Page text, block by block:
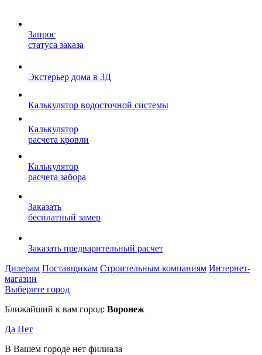
Запрос
статуса заказа
Экстерьер дома в 3Д
Калькулятор водосточной системы
Калькулятор
расчета кровли
Калькулятор
расчета забора
Заказать
бесплатный замер
Заказать предварительный расчет
Дилерам Поставщикам Строительным компаниям Интернет-
магазин
Выберите город
Ближайший к вам город: Воронеж
Да Нет
В Вашем городе нет филиала